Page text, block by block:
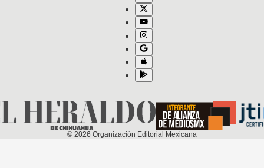
© 2026 Organización Editorial Mexicana